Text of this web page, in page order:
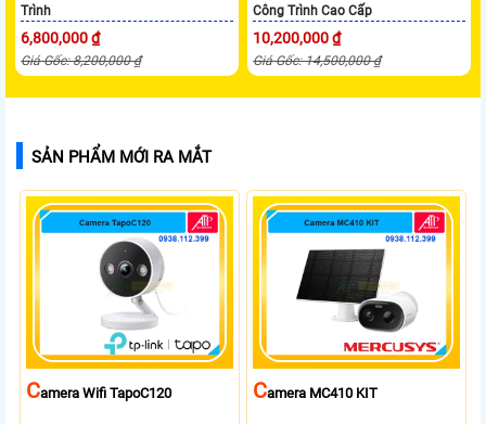
Trình
6,800,000 ₫
Giá Gốc: 8,200,000 ₫
Công Trình Cao Cấp
10,200,000 ₫
Giá Gốc: 14,500,000 ₫
SẢN PHẨM MỚI RA MẮT
CAmera Wifi TapoC120 CAmera MC410 KIT